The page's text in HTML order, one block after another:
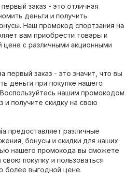
заказ - это отличная
деньги и получить
Наш промокод спортзания на
вам приобрести товары и
цене с различными акционными
первый заказ - это значит, что вы
деньги при покупке нашего
Воспользуйтесь нашим промокодом
и получите скидку на свою
предоставляет различные
бонусы и скидки для наших
нашего промокода вы сможете
свою покупку и пользоваться
более выгодной цене.